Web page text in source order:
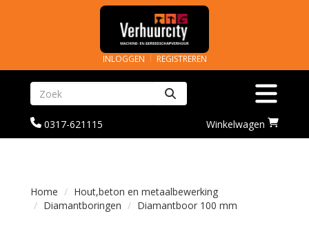
INLOGGEN REGISTREREN
Zoeken
Toggle
bel
ons
0317-621115
Ga
naar
Winkelwagen
Home
Hout,beton en metaalbewerking
Diamantboringen
Diamantboor 100 mm